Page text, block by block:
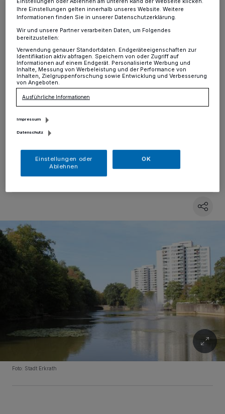
Sprechstunde des
Quartiersmanagements
Hochdahl·Das städtische Quartiersmanagement lädt
am Montag, den 7. Juli, zur nächsten mobilen
Sprechstunde in der Sandheide. Interessierte
Anwohnerinnen und Anwohner haben in der Zeit von
13.30 bis 14.30 Uhr Gelegenheit, auf dem Spielplatz
am Stadtweiher mit dem Team des Quartiersbüros ins
Anregungen für die Weiterentwicklung des Areals
einzubringen.
03.07.2025 , 12:41 Uhr Eine Minute Lesezeit
Foto: Stadt Erkrath
Einstellungen oder Ablehnen am unteren Rand der Webseite klicken.
Ihre Einstellungen gelten innerhalb unseres Website. Weitere
Informationen finden Sie in unserer Datenschutzerklärung.
Wir und unsere Partner verarbeiten Daten, um Folgendes
bereitzustellen:
Verwendung genauer Standortdaten. Endgeräteeigenschaften zur
Identifikation aktiv abfragen. Speichern von oder Zugriff auf
Informationen auf einem Endgerät. Personalisierte Werbung und
Inhalte, Messung von Werbeleistung und der Performance von
Inhalten, Zielgruppenforschung sowie Entwicklung und Verbesserung
von Angeboten.
Ausführliche Informationen
Impressum
Datenschutz
Einstellungen oder
Ablehnen
OK